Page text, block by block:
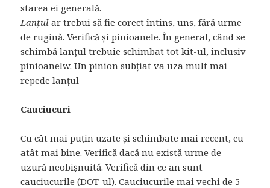
starea ei generală.
Lanțul ar trebui să fie corect întins, uns, fără urme
de rugină. Verifică și pinioanele. În general, când se
schimbă lanțul trebuie schimbat tot kit-ul, inclusiv
pinioanelw. Un pinion subțiat va uza mult mai
repede lanțul
Cauciucuri
Cu cât mai puțin uzate și schimbate mai recent, cu
atât mai bine. Verifică dacă nu există urme de
uzură neobișnuită. Verifică din ce an sunt
cauciucurile (DOT-ul). Cauciucurile mai vechi de 5